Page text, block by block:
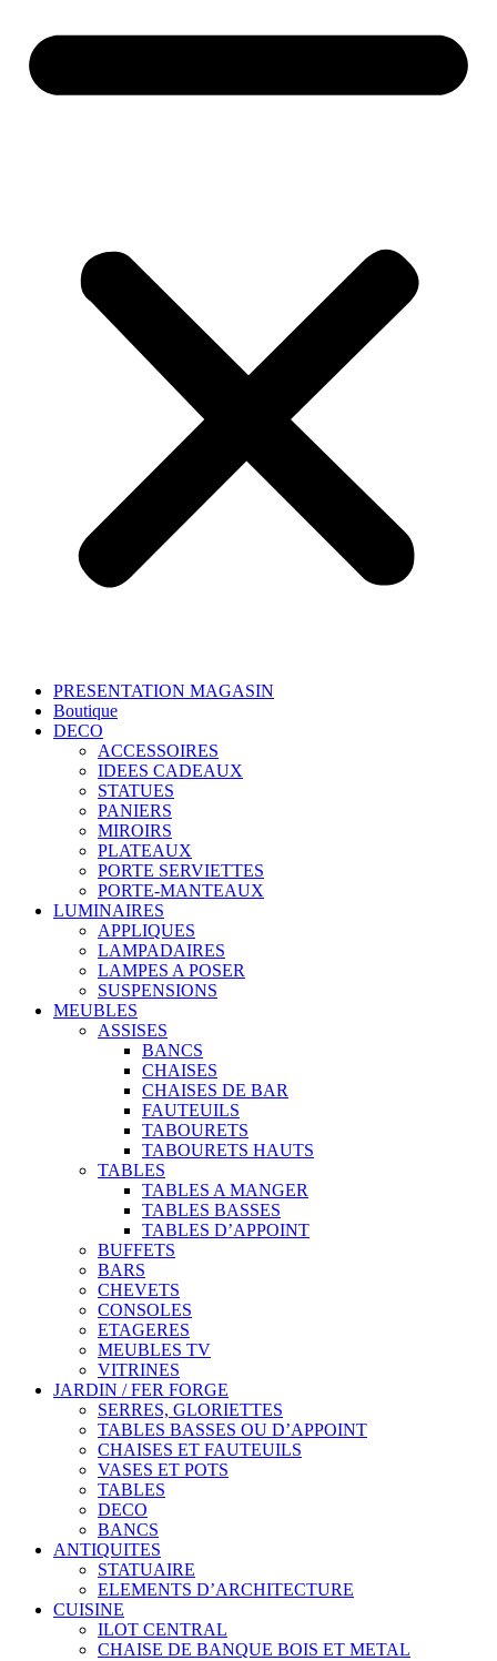
PRESENTATION MAGASIN
Boutique
DECO
ACCESSOIRES
IDEES CADEAUX
STATUES
PANIERS
MIROIRS
PLATEAUX
PORTE SERVIETTES
PORTE-MANTEAUX
LUMINAIRES
APPLIQUES
LAMPADAIRES
LAMPES A POSER
SUSPENSIONS
MEUBLES
ASSISES
BANCS
CHAISES
CHAISES DE BAR
FAUTEUILS
TABOURETS
TABOURETS HAUTS
TABLES
TABLES A MANGER
TABLES BASSES
TABLES D’APPOINT
BUFFETS
BARS
CHEVETS
CONSOLES
ETAGERES
MEUBLES TV
VITRINES
JARDIN / FER FORGE
SERRES, GLORIETTES
TABLES BASSES OU D’APPOINT
CHAISES ET FAUTEUILS
VASES ET POTS
TABLES
DECO
BANCS
ANTIQUITES
STATUAIRE
ELEMENTS D’ARCHITECTURE
CUISINE
ILOT CENTRAL
CHAISE DE BANQUE BOIS ET METAL